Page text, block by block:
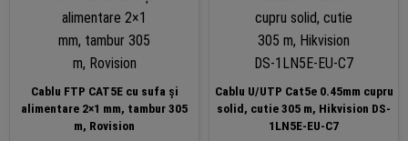
Cablu FTP CAT5E cu sufa și
alimentare 2×1 mm, tambur 305
m, Rovision
Cablu U/UTP Cat5e 0.45mm cupru
solid, cutie 305 m, Hikvision DS-
1LN5E-EU-C7